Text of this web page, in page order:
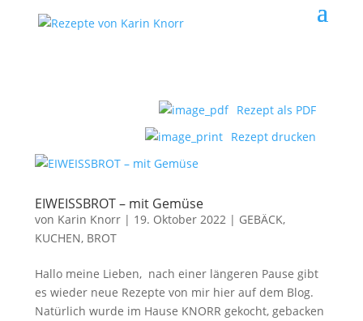
Rezept als PDF
Rezept drucken
EIWEISSBROT – mit Gemüse
von Karin Knorr| 19. Oktober 2022| GEBÄCK,
KUCHEN, BROT
Hallo meine Lieben, nach einer längeren Pause gibt
es wieder neue Rezepte von mir hier auf dem Blog.
Natürlich wurde im Hause KNORR gekocht, gebacken